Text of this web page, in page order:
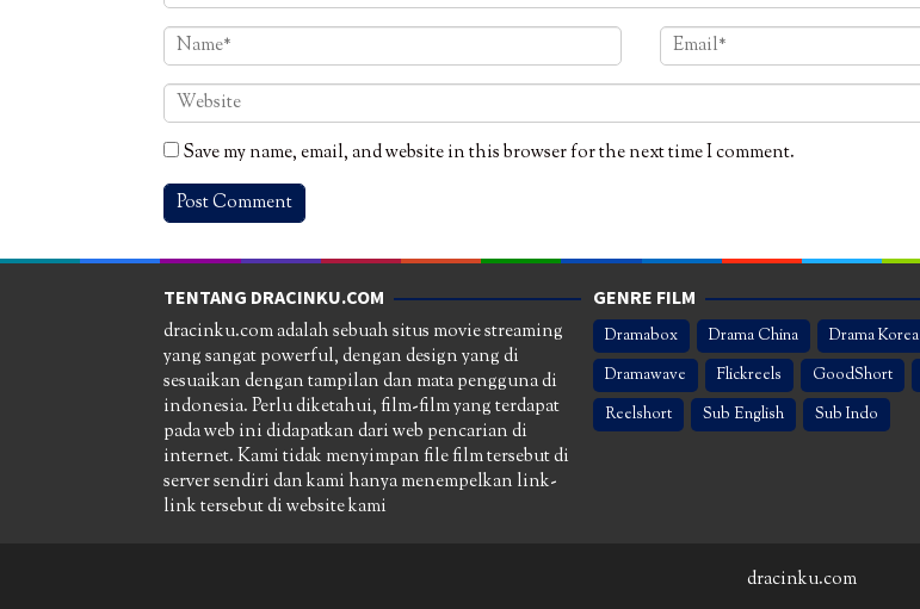
Save my name, email, and website in this browser for the next time I comment.
TENTANG DRACINKU.COM
dracinku.com adalah sebuah situs movie streaming
yang sangat powerful, dengan design yang di
sesuaikan dengan tampilan dan mata pengguna di
indonesia. Perlu diketahui, film-film yang terdapat
pada web ini didapatkan dari web pencarian di
internet. Kami tidak menyimpan file film tersebut di
server sendiri dan kami hanya menempelkan link-
link tersebut di website kami
GENRE FILM
Dramabox Drama China
Drama Korea
Dramawave
Flickreels GoodShort
Reelshort
Sub English Sub Indo
dracinku.com